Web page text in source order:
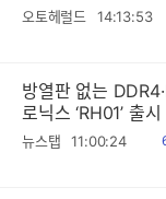
오토헤럴드 14:13:53
방열판 없는
로닉스 ‘RH01’ 출시
뉴스탭 11:00:24